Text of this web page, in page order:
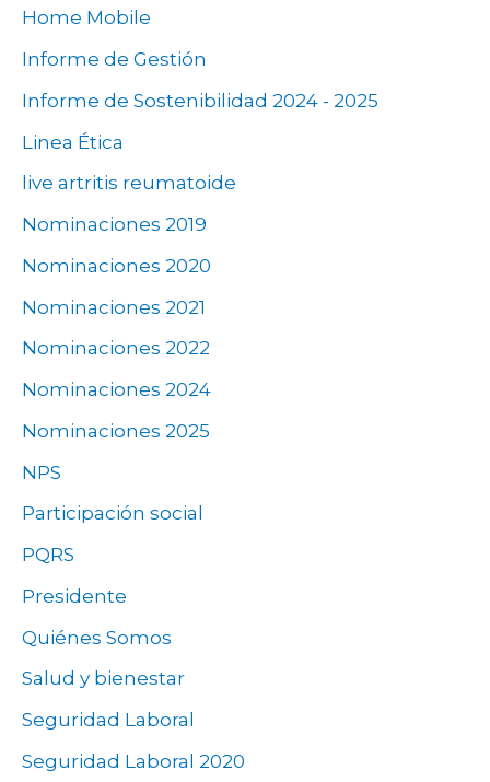
Home Mobile
Informe de Gestión
Informe de Sostenibilidad 2024 - 2025
Linea Ética
live artritis reumatoide
Nominaciones 2019
Nominaciones 2020
Nominaciones 2021
Nominaciones 2022
Nominaciones 2024
Nominaciones 2025
NPS
Participación social
PQRS
Presidente
Quiénes Somos
Salud y bienestar
Seguridad Laboral
Seguridad Laboral 2020